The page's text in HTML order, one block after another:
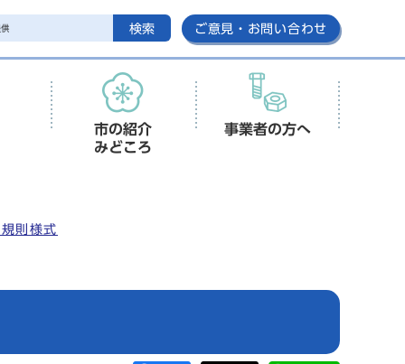
検索 ご意見・お問い合わせ
市の紹介
みどころ
事業者の方へ
則様式